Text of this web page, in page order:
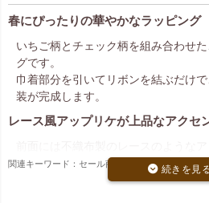
春にぴったりの華やかなラッピング
いちご柄とチェック柄を組み合わせ
グです。
巾着部分を引いてリボンを結ぶだけ
装が完成します。
レース風アップリケが上品なアクセ
その上にいちご柄がプリントされ、ナ
関連キーワード：セール商品